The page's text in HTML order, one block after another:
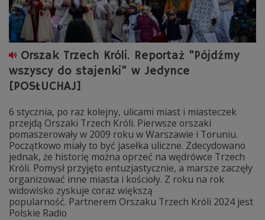
Orszak Trzech Króli. Reportaż "Pójdźmy
wszyscy do stajenki" w Jedynce
[POSŁUCHAJ]
6 stycznia, po raz kolejny, ulicami miast i miasteczek
przejdą Orszaki Trzech Króli. Pierwsze orszaki
pomaszerowały w 2009 roku w Warszawie i Toruniu.
Początkowo miały to być jasełka uliczne. Zdecydowano
jednak, że historię można oprzeć na wędrówce Trzech
Króli. Pomysł przyjęto entuzjastycznie, a marsze zaczęły
organizować inne miasta i kościoły. Z roku na rok
widowisko zyskuje coraz większą
popularność. Partnerem Orszaku Trzech Króli 2024 jest
Polskie Radio